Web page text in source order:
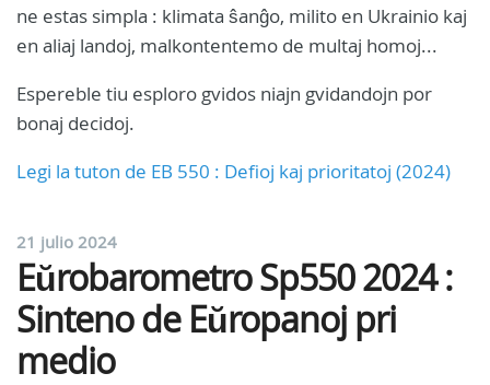
ne estas simpla : klimata ŝanĝo, milito en Ukrainio kaj
en aliaj landoj, malkontentemo de multaj homoj...
Espereble tiu esploro gvidos niajn gvidandojn por
bonaj decidoj.
Legi la tuton de EB 550 : Defioj kaj prioritatoj (2024)
21 julio 2024
Eŭrobarometro Sp550 2024 :
Sinteno de Eŭropanoj pri
medio